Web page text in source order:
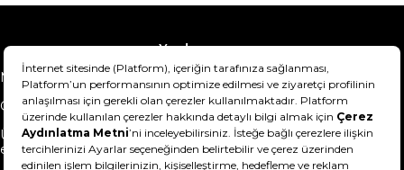
Yardım
Mesafeli Satış Sözleşmesi
Teslimat Bilgisi
Gizlilik Sözleşmesi
Şartlar & Koşullar
Ürünümü nasıl iade
edebilirim?
Hakkımızda